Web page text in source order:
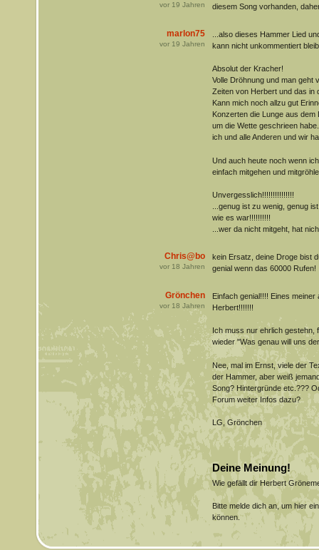
vor 19 Jahren
diesem Song vorhanden,
marlon75
vor 19 Jahren
...also dieses Hammer Lied
kann nicht unkommentiert
Absolut der Kracher!
Volle Dröhnung und man geht
Zeiten von Herbert und das in
Kann mich noch allzu gut
Konzerten die Lunge aus
um die Wette geschrieen
ich und alle Anderen und wir
Und auch heute noch wenn
einfach mitgehen und
Unvergesslich!!!!!!!!!!!!!!!
...genug ist zu wenig, genug
wie es war!!!!!!!!!!
...wer da nicht mitgeht, hat
Chris@bo
vor 18 Jahren
kein Ersatz, deine Droge bist
genial wenn das 60000 Rufen!
Grönchen
vor 18 Jahren
Einfach genial!!!! Eines
Herbert!!!!!!!
Ich muss nur ehrlich gestehn,
wieder "Was genau will uns
Nee, mal im Ernst, viele der
der Hammer, aber weiß
Song? Hintergründe etc.???
Forum weiter Infos dazu?
LG, Grönchen
Deine Meinung!
Wie gefällt dir Herbert
Bitte melde dich an, um hier
können.